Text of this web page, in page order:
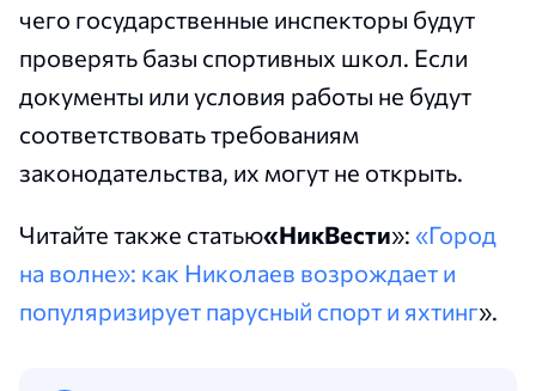
чего государственные инспекторы будут
проверять базы спортивных школ. Если
документы или условия работы не будут
соответствовать требованиям
законодательства, их могут не открыть.
Читайте также статью«НикВести»: «Город
на волне»: как Николаев возрождает и
популяризирует парусный спорт и яхтинг».